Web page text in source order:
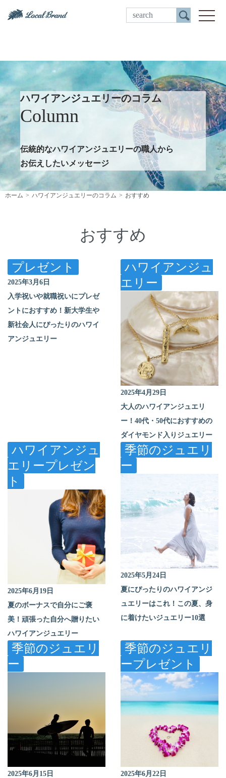
ご来店予約
ハワイアンジュエリーのコラム
Column
伝統的なハワイアンジュエリーの職人から
お伝えしたいメッセージ
ホーム ハワイアンジュエリーのコラム おすすめ
おすすめ
プレゼント
2025年3月6日
入学祝いや就職祝いにプレゼ
ントにおすすめ！新大学生や
新社会人にぴったりのハワイ
アンジュエリー
ハワイアンジュ
エリー
2025年4月29日
大人のハワイアンジュエリ
ー！40代・50代におすすめの
ダイヤモンド入りジュエリー
ハワイアンジュ
エリープレゼン
ト
2025年6月19日
夏のボーナスで自分にご褒
美！頑張った自分へ贈りたい
ハワイアンジュエリー
季節のジュエリ
ー
2025年5月24日
夏にぴったりのハワイアンジ
ュエリーはこれ！この夏、身
に着けたいジュエリー10選
季節のジュエリ
ー
2025年6月15日
季節のジュエリ
ープレゼント
2025年6月22日